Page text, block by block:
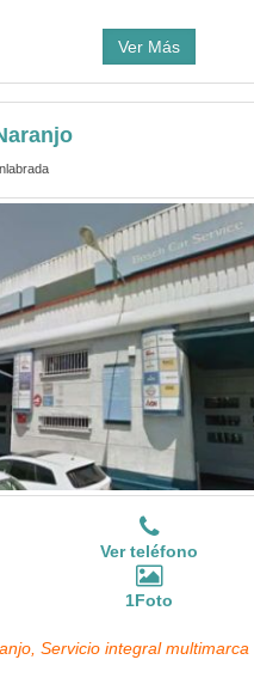
Ver Más
Ver teléfono
1Foto
Servicio integral multimarca